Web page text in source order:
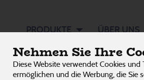
Nehmen Sie Ihre
Diese Website verwendet Cookies
ermöglichen und die Werbung, die Sie
PRODUKTE ÜBER UNS